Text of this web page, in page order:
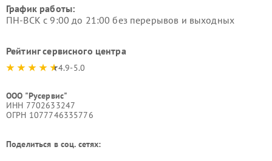
График работы:
ПН-ВСК с 9:00 до 21:00 без перерывов и выходных
Рейтинг сервисного центра
4.9-5.0
ООО "Русервис"
ИНН 7702633247
ОГРН 1077746335776
Поделиться в соц. сетях: